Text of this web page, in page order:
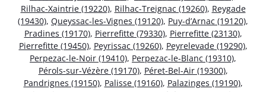
Rilhac-Xaintrie (19220), Rilhac-Treignac (19260), Reygade
(19430), Queyssac-les-Vignes (19120), Puy-d’Arnac (19120),
Pradines (19170), Pierrefitte (79330), Pierrefitte (23130),
Pierrefitte (19450), Peyrissac (19260), Peyrelevade (19290),
Perpezac-le-Noir (19410), Perpezac-le-Blanc (19310),
Pérols-sur-Vézère (19170), Péret-Bel-Air (19300),
Pandrignes (19150), Palisse (19160), Palazinges (19190),